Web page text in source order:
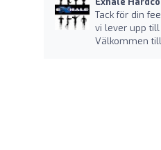
Tack för din
vi lever upp
Välkommen